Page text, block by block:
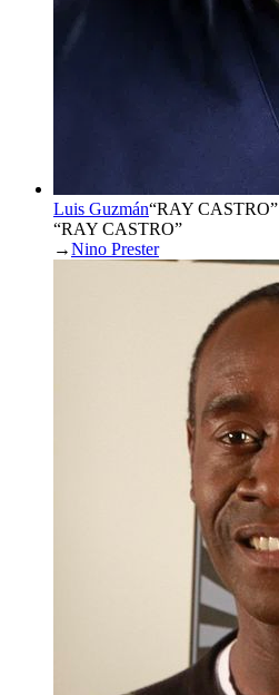
Luis Guzmán“RAY CASTRO”
“RAY CASTRO”
→Nino Prester